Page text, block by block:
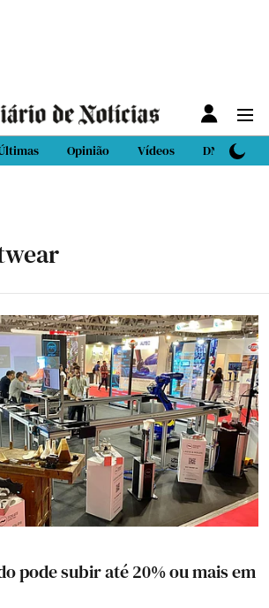
Opinião Vídeos DN Sport
pode subir até 20% ou mais em